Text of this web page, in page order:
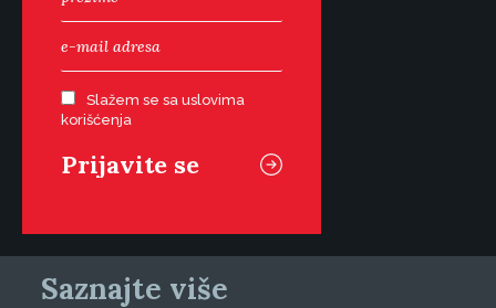
Slažem se sa uslovima
korišćenja
Saznajte više